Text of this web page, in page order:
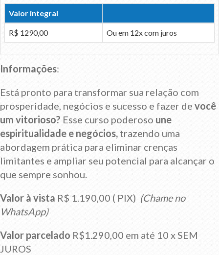
Valor integral
R$ 1290,00 Ou em 12x com juros
Informações:
Está pronto para transformar sua relação com
prosperidade, negócios e sucesso e fazer de você
um vitorioso? Esse curso poderoso une
espiritualidade e negócios, trazendo uma
abordagem prática para eliminar crenças
limitantes e ampliar seu potencial para alcançar o
que sempre sonhou.
Valor à vista R$ 1.190,00 ( PIX) (Chame no
WhatsApp)
Valor parcelado R$1.290,00 em até 10 x SEM
JUROS